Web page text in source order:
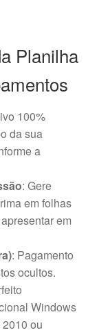
Planilha
100%
da sua
a
: Gere
em folhas
em
: Pagamento
ocultos.
Windows
ou